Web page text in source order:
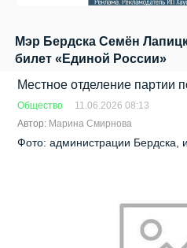
Мэр Бердска Семён
билет «Единой России»
Местное отделение партии
Общество
11.06.2026 08:13
Автор: Марина Смирнова
Фото: администрации Бердска,